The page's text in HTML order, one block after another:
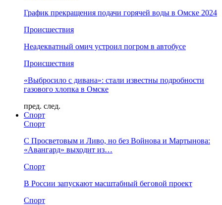
График прекращения подачи горячей воды в Омске 2024
Происшествия
Неадекватный омич устроил погром в автобусе
Происшествия
«Выбросило с дивана»: стали известны подробности
газового хлопка в Омске
пред. след.
Спорт
Спорт
С Просветовым и Ливо, но без Войнова и Мартынова:
«Авангард» выходит из…
Спорт
В России запускают масштабный беговой проект
Спорт